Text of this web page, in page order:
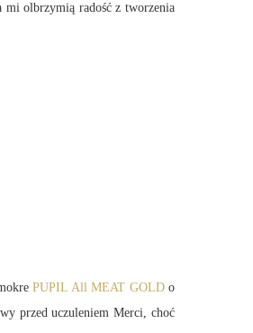
mi olbrzymią radość z tworzenia
PUPIL All MEAT GOLDo
przed uczuleniem Merci, choć